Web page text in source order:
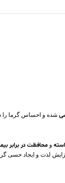
شده و احساس گرما را
و محافظت در برابر
لذت و ایجاد حسی